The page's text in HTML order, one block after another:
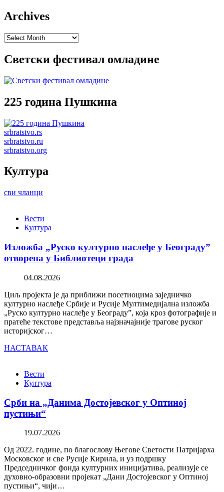
Archives
Archives
Светски фестивал омладине
225 година Пушкина
srbratstvo.rs
srbratstvo.ru
srbratstvo.org
Култура
сви чланци
Вести
Култура
Изложба „Руско културно наслеђе у Београду”
отворена у Библиотеци града
04.08.2026
Циљ пројекта је да приближи посетиоцима заједничко
културно наслеђе Србије и Русије Мултимедијална изложба
„Руско културно наслеђе у Београду”, која кроз фотографије и
пратеће текстове представља најзначајније трагове руског
историјског…
НАСТАВАК
Вести
Култура
Срби на „Данима Достојевског у Оптиној
пустињи“
19.07.2026
Од 2022. године, по благослову Његове Светости Патријарха
Московског и све Русије Кирила, и уз подршку
Председничког фонда културних иницијатива, реализује се
духовно-образовни пројекат „Дани Достојевског у Оптиној
пустињи“, чији…